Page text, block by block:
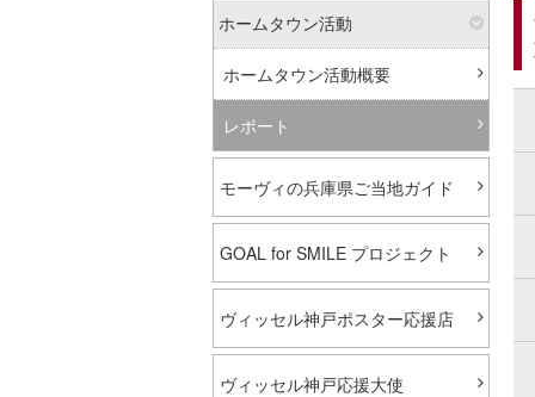
ホームタウン活動
ホームタウン活動概要
レポート
モーヴィの兵庫県ご当地ガイド
GOAL for SMILE プロジェクト
ヴィッセル神戸ポスター応援店
ヴィッセル神戸応援大使